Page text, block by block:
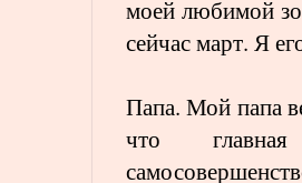
моей любимой
сейчас март. Я
Папа. Мой папа
что